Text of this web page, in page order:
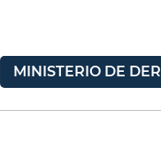
MINISTERIO DE